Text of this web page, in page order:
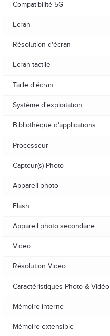
Compatibilité 5G
Ecran
Résolution d'écran
Ecran tactile
Taille d'écran
Système d'exploitation
Bibliothèque d'applications
Processeur
Capteur(s) Photo
Appareil photo
Flash
Appareil photo secondaire
Video
Résolution Video
Caractéristiques Photo & Vidéo
Mémoire interne
Mémoire extensible